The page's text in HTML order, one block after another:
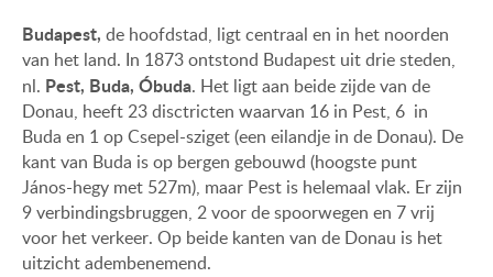
Budapest, de hoofdstad, ligtcentraal en in het noorden
van het land. In 1873 ontstond Budapest uit drie steden,
nl. Pest, Buda, Óbuda. Het ligt aan beide zijde van de
Donau, heeft 23 disctricten waarvan 16 in Pest, 6 in
Buda en 1 op Csepel-sziget (een eilandje in de Donau). De
kant van Buda is op bergen gebouwd (hoogste punt
János-hegy met 527m), maar Pest is helemaal vlak. Er zijn
9 verbindingsbruggen, 2 voor de spoorwegen en 7 vrij
voor het verkeer. Op beide kanten van de Donau is het
uitzicht adembenemend.